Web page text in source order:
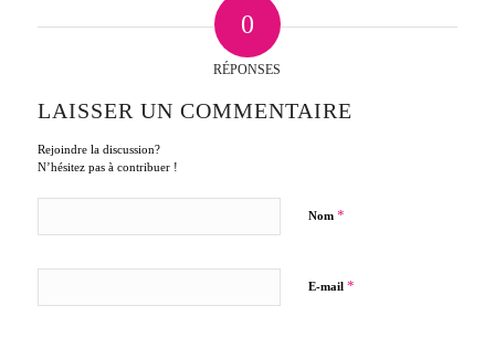
0
RÉPONSES
LAISSER UN COMMENTAIRE
Rejoindre la discussion?
N’hésitez pas à contribuer !
Nom *
E-mail *